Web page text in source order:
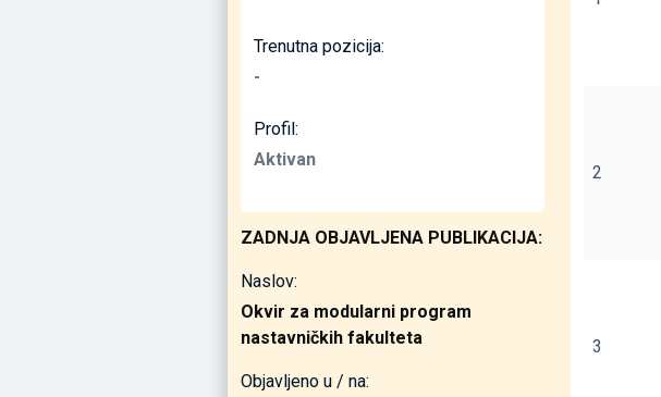
Trenutna pozicija:
-
Profil:
Aktivan
ZADNJA OBJAVLJENA PUBLIKACIJA:
Naslov:
Okvir za modularni program
nastavničkih fakulteta
Objavljeno u / na:
2
3